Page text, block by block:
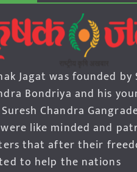
Jagat was founded by
Bondriya and his
Chandra
like minded and
that after their
to help the nations